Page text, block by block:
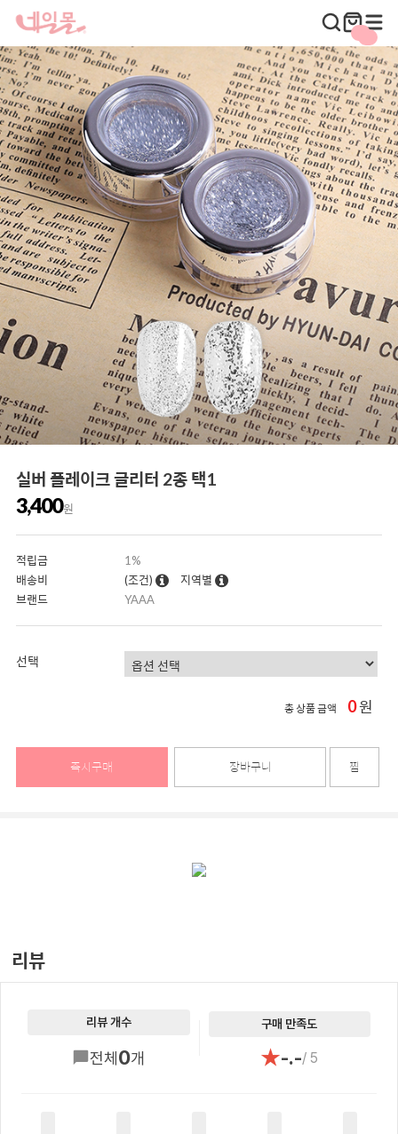
실버 플레이크 글리터 2종 택1
3,400원
적립금
1%
배송비
(조건)
지역별
브랜드
YAAA
선택
총 상품 금액 0원
즉시구매 장바구니 찜
리뷰
리뷰 개수
전체0개
구매 만족도
★-.-/ 5